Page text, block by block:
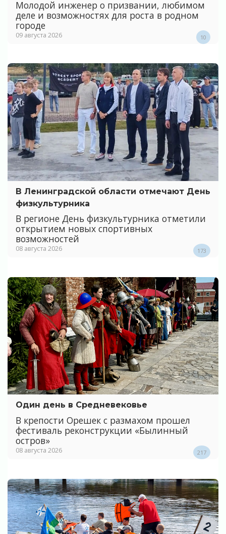
Молодой инженер о призвании, любимом
деле и возможностях для роста в родном
городе
09 августа 2026 10
В Ленинградской области отмечают День
физкультурника
В регионе День физкультурника отметили
открытием новых спортивных
возможностей
08 августа 2026 173
Один день в Средневековье
В крепости Орешек с размахом прошел
фестиваль реконструкции «Былинный
остров»
08 августа 2026 217